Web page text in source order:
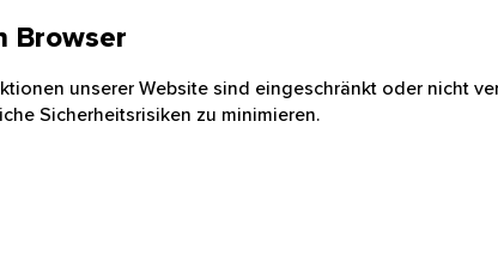
Browser
unserer Website sind eingeschränkt oder nicht
Sicherheitsrisiken zu minimieren.